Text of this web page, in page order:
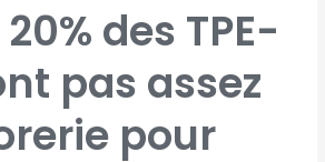
des TPE-
pas assez
pour